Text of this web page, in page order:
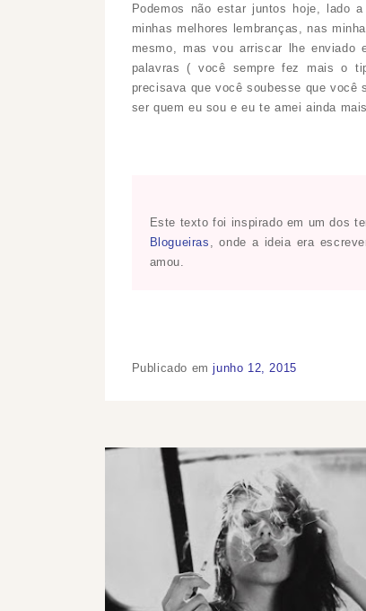
Podemos não estar juntos hoje, lado
minhas melhores lembranças, nas
mesmo, mas vou arriscar lhe
palavras ( você sempre fez mais o
precisava que você soubesse que você
ser quem eu sou e eu te amei ainda
Este texto foi inspirado em um dos
Blogueiras
, onde a ideia era
amou.
Publicado emjunho 12, 2015